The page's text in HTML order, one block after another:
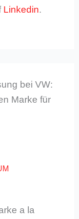
Linkedin.
bei VW:
Marke für
a la